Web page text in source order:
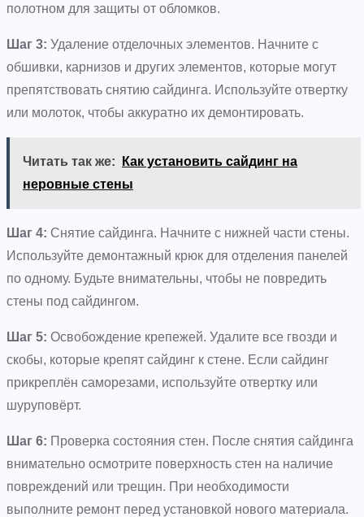
полотном для защиты от обломков.
Шаг 3: Удаление отделочных элементов. Начните с
обшивки, карнизов и других элементов, которые могут
препятствовать снятию сайдинга. Используйте отвертку
или молоток, чтобы аккуратно их демонтировать.
Читать так же:
Как установить сайдинг на
неровные стены
Шаг 4: Снятие сайдинга. Начните с нижней части стены.
Используйте демонтажный крюк для отделения панелей
по одному. Будьте внимательны, чтобы не повредить
стены под сайдингом.
Шаг 5: Освобождение крепежей. Удалите все гвозди и
скобы, которые крепят сайдинг к стене. Если сайдинг
прикреплён саморезами, используйте отвертку или
шуруповёрт.
Шаг 6: Проверка состояния стен. После снятия сайдинга
внимательно осмотрите поверхность стен на наличие
повреждений или трещин. При необходимости
выполните ремонт перед установкой нового материала.